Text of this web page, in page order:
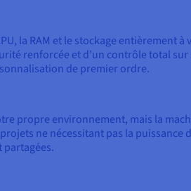
la RAM et le stockage entièrement
renforcée et d’un contrôle total
de premier ordre.
propre environnement, mais la
ne nécessitant pas la puissance
partagées.